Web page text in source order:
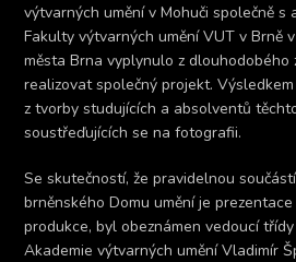
výtvarných umění v Mohuči společně s
Fakulty výtvarných umění VUT v Brně
města Brna vyplynulo z dlouhodobého
realizovat společný projekt.
z tvorby studujících a absolventů
soustřeďujících se na fotografii.
Se skutečností, že pravidelnou
brněnského Domu umění je
produkce, byl obeznámen vedoucí
Akademie výtvarných umění Vladimír